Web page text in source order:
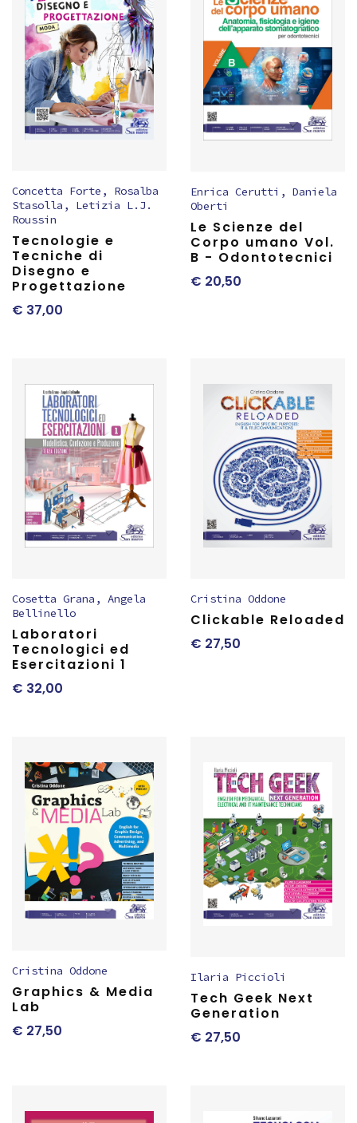
Concetta Forte , Rosalba
Stasolla , Letizia L.J.
Roussin
Tecnologie e
Tecniche di
Disegno e
Progettazione
€ 37,00
Enrica Cerutti , Daniela
Oberti
Le Scienze del
Corpo umano Vol.
B - Odontotecnici
€ 20,50
Cosetta Grana , Angela
Bellinello
Laboratori
Tecnologici ed
Esercitazioni 1
€ 32,00
Cristina Oddone
Clickable Reloaded
€ 27,50
Cristina Oddone
Graphics & Media
Lab
€ 27,50
Ilaria Piccioli
Tech Geek Next
Generation
€ 27,50